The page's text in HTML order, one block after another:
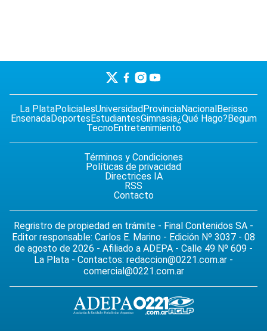
La PlataPolicialesUniversidadProvinciaNacionalBerisso
EnsenadaDeportesEstudiantesGimnasia¿Qué Hago?Begum
TecnoEntretenimiento
Términos y Condiciones
Políticas de privacidad
Directrices IA
RSS
Contacto
Regristro de propiedad en trámite - Final Contenidos SA -
Editor responsable: Carlos E. Marino - Edición Nº 3037 - 08
de agosto de 2026 - Afiliado a ADEPA - Calle 49 Nº 609 -
La Plata - Contactos: redaccion@0221.com.ar -
comercial@0221.com.ar